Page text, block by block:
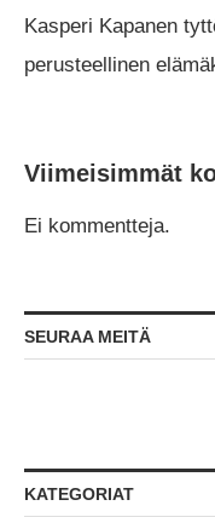
Kasperi Kapanen
perusteellinen
Viimeisimmät
Ei kommentteja.
SEURAA MEITÄ
KATEGORIAT